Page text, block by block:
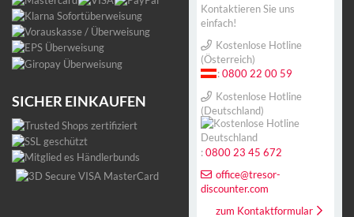
SICHER EINKAUFEN
Kontaktieren Sie uns
einfach!
Kostenlose Hotline
(Österreich)
:0800 22 00 59
Kostenlose Hotline
(Deutschland)
:0800 23 45 672
office@tresor-
discounter.com
zum Kontaktformular